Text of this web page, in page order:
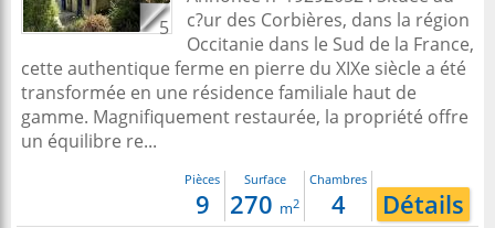
5
c?ur des Corbières, dans la région
Occitanie dans le Sud de la France,
cette authentique ferme en pierre du XIXe siècle a été
transformée en une résidence familiale haut de
gamme. Magnifiquement restaurée, la propriété offre
un équilibre re...
Pièces
9
Surface
270 m2
Chambres
4 Détails